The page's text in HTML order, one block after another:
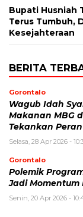
Bupati Husniah
Terus Tumbuh,
Kesejahteraan
BERITA
Gorontalo
Wagub Idah
Makanan MBG
Tekankan
Selasa, 28 Apr 2026 -
Gorontalo
Polemik
Jadi Momentum
Senin, 20 Apr 2026 -